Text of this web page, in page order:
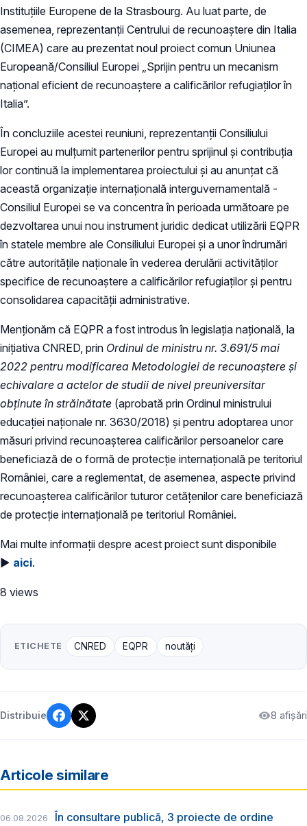
Instituțiile Europene de la Strasbourg. Au luat parte, de
asemenea, reprezentanții Centrului de recunoaștere din Italia
(CIMEA) care au prezentat noul proiect comun Uniunea
Europeană/Consiliul Europei „Sprijin pentru un mecanism
național eficient de recunoaștere a calificărilor refugiaților în
Italia”.
În concluziile acestei reuniuni, reprezentanții Consiliului
Europei au mulțumit partenerilor pentru sprijinul și contribuția
lor continuă la implementarea proiectului și au anunțat că
această organizație internațională interguvernamentală -
Consiliul Europei se va concentra în perioada următoare pe
dezvoltarea unui nou instrument juridic dedicat utilizării EQPR
în statele membre ale Consiliului Europei și a unor îndrumări
către autoritățile naționale în vederea derulării activităților
specifice de recunoaștere a calificărilor refugiaților și pentru
consolidarea capacității administrative.
Menționăm că EQPR a fost introdus în legislația națională, la
inițiativa CNRED, prin Ordinul de ministru nr. 3.691/5 mai
2022 pentru modificarea Metodologiei de recunoaștere și
echivalare a actelor de studii de nivel preuniversitar
obținute în străinătate (aprobată prin Ordinul ministrului
educației naționale nr. 3630/2018) și pentru adoptarea unor
măsuri privind recunoașterea calificărilor persoanelor care
beneficiază de o formă de protecție internațională pe teritoriul
României, care a reglementat, de asemenea, aspecte privind
recunoașterea calificărilor tuturor cetățenilor care beneficiază
de protecție internațională pe teritoriul României.
Mai multe informații despre acest proiect sunt disponibile
► aici.
8 views
ETICHETE CNRED EQPR noutăți
Distribuie 8 afișări
Articole similare
06.08.2026
În consultare publică, 3 proiecte de ordine